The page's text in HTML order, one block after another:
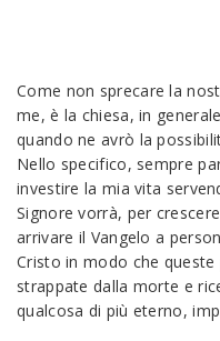
Come non sprecare la
me, è la chiesa, in
quando ne avrò la
Nello specifico, sempre
investire la mia vita
Signore vorrà, per
arrivare il Vangelo a
Cristo in modo che
strappate dalla morte e
qualcosa di più eterno,